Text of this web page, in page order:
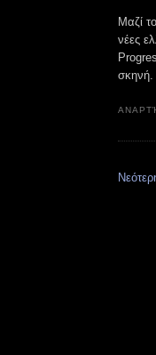
Μαζί
νέες
σκηνή.